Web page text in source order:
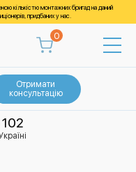
кількістю монтажних бригад на даний
придбаних у нас.
0
Отримати
консультацію